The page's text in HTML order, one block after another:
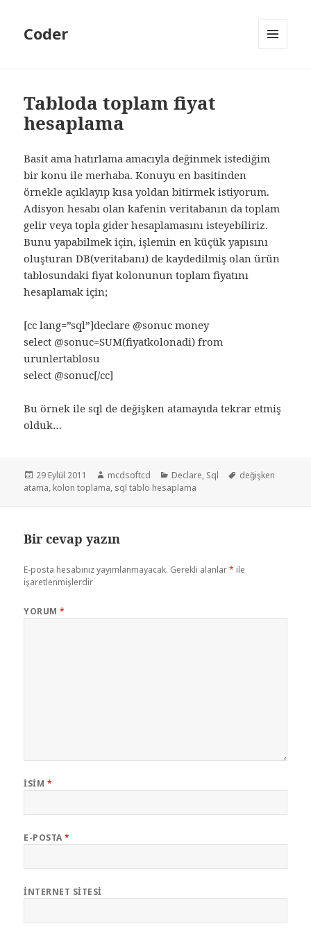
Coder
Tabloda toplam fiyat
hesaplama
Basit ama hatırlama amacıyla değinmek istediğim
bir konu ile merhaba. Konuyu en basitinden
örnekle açıklayıp kısa yoldan bitirmek istiyorum.
Adisyon hesabı olan kafenin veritabanın da toplam
gelir veya topla gider hesaplamasını isteyebiliriz.
Bunu yapabilmek için, işlemin en küçük yapısını
oluşturan DB(veritabanı) de kaydedilmiş olan ürün
tablosundaki fiyat kolonunun toplam fiyatını
hesaplamak için;
[cc lang=”sql”]declare @sonuc money
select @sonuc=SUM(fiyatkolonadi) from
urunlertablosu
select @sonuc[/cc]
Bu örnek ile sql de değişken atamayıda tekrar etmiş
olduk…
Yayın
tarihi
29 Eylül 2011 Yazar
mcdsoftcd Kategoriler
Declare, Sql Etiketler
değişken
atama, kolon toplama, sql tablo hesaplama
Bir cevap yazın
E-posta hesabınız yayımlanmayacak. Gerekli alanlar* ile
işaretlenmişlerdir
YORUM*
İSIM *
E-POSTA*
İNTERNET SITESI